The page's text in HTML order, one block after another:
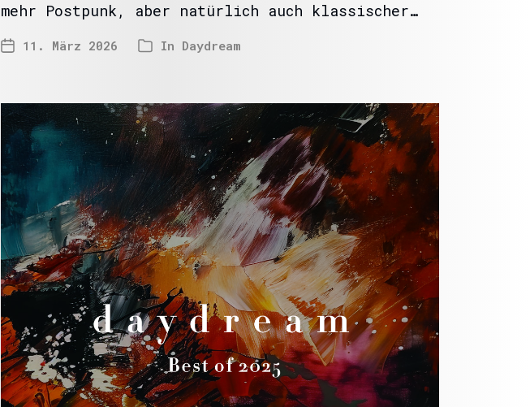
mehr Postpunk, aber natürlich auch klassischer…
11. März 2026 In Daydream